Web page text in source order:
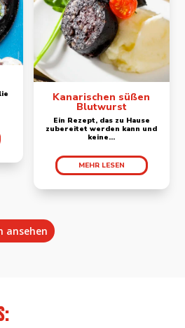
Kanarischen süßen
Blutwurst
Ein Rezept, das zu Hause
zubereitet werden kann und
keine...
MEHR LESEN
ansehen
: